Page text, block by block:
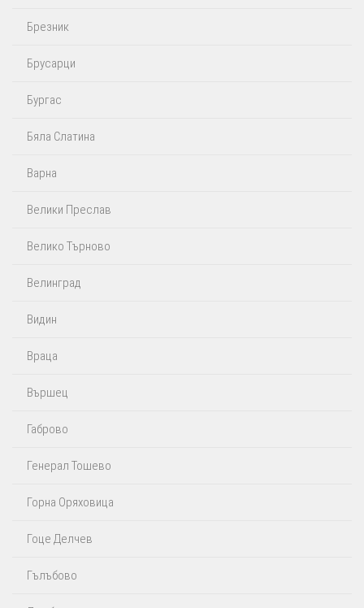
Брезник
Брусарци
Бургас
Бяла Слатина
Варна
Велики Преслав
Велико Търново
Велинград
Видин
Враца
Вършец
Габрово
Генерал Тошево
Горна Оряховица
Гоце Делчев
Гълъбово